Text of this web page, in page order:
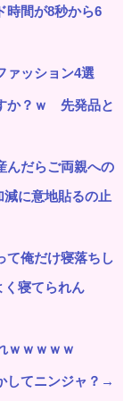
時間が8秒から6
ッション4選
か？ｗ 先発品と
んだらご両親への
に意地貼るの止
て俺だけ寝落ちし
く寝てられん
ｗｗｗｗｗ
してニンジャ？→